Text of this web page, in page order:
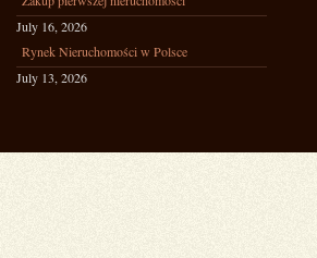
July 16, 2026
Rynek Nieruchomości w Polsce
July 13, 2026